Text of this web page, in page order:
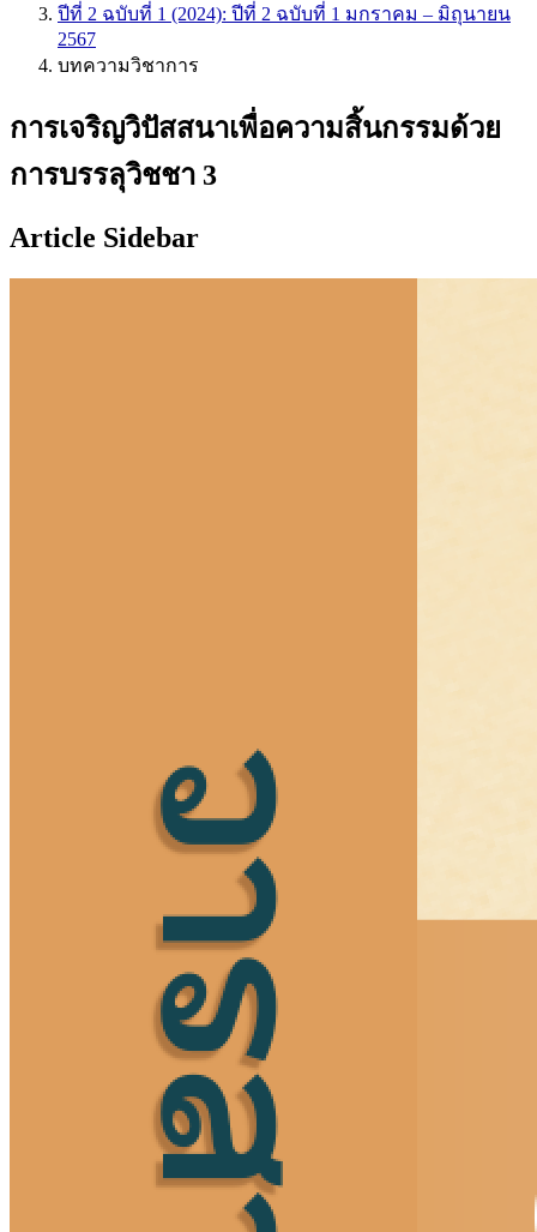
ปีที่ 2 ฉบับที่ 1 (2024): ปีที่ 2 ฉบับที่ 1 มกราคม – มิถุนายน
2567
บทความวิชาการ
การเจริญวิปัสสนาเพื่อความสิ้นกรรมด้วย
การบรรลุวิชชา 3
Article Sidebar